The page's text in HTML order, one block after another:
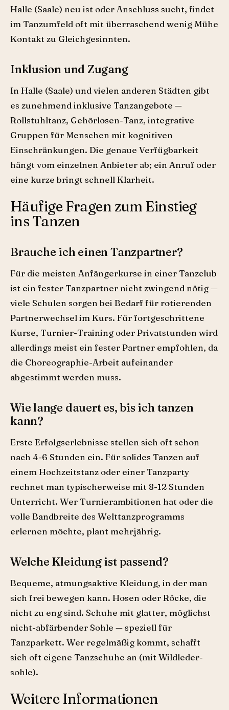
Halle (Saale) neu ist oder Anschluss sucht, findet
im Tanzumfeld oft mit überraschend wenig Mühe
Kontakt zu Gleichgesinnten.
Inklusion und Zugang
In Halle (Saale) und vielen anderen Städten gibt
es zunehmend inklusive Tanzangebote —
Rollstuhltanz, Gehörlosen-Tanz, integrative
Gruppen für Menschen mit kognitiven
Einschränkungen. Die genaue Verfügbarkeit
hängt vom einzelnen Anbieter ab; ein Anruf oder
eine kurze bringt schnell Klarheit.
Häufige Fragen zum Einstieg
ins Tanzen
Brauche ich einen Tanzpartner?
Für die meisten Anfängerkurse in einer Tanzclub
ist ein fester Tanzpartner nicht zwingend nötig —
viele Schulen sorgen bei Bedarf für rotierenden
Partnerwechsel im Kurs. Für fortgeschrittene
Kurse, Turnier-Training oder Privatstunden wird
allerdings meist ein fester Partner empfohlen, da
die Choreographie-Arbeit aufeinander
abgestimmt werden muss.
Wie lange dauert es, bis ich tanzen
kann?
Erste Erfolgserlebnisse stellen sich oft schon
nach 4-6 Stunden ein. Für solides Tanzen auf
einem Hochzeitstanz oder einer Tanzparty
rechnet man typischerweise mit 8-12 Stunden
Unterricht. Wer Turnierambitionen hat oder die
volle Bandbreite des Welttanzprogramms
erlernen möchte, plant mehrjährig.
Welche Kleidung ist passend?
Bequeme, atmungsaktive Kleidung, in der man
sich frei bewegen kann. Hosen oder Röcke, die
nicht zu eng sind. Schuhe mit glatter, möglichst
nicht-abfärbender Sohle — speziell für
Tanzparkett. Wer regelmäßig kommt, schafft
sich oft eigene Tanzschuhe an (mit Wildleder­
sohle).
Weitere Informationen